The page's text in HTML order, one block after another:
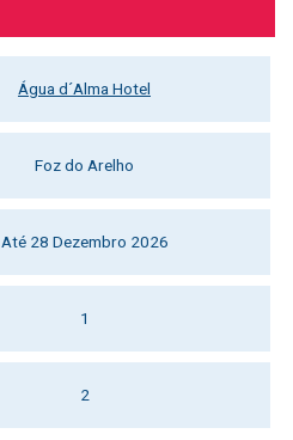
Água d´Alma Hotel
Foz do Arelho
Até 28 Dezembro 2026
1
2